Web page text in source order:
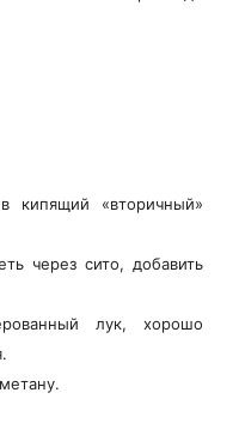
кипящий «вторичный»
через сито, добавить
лук, хорошо